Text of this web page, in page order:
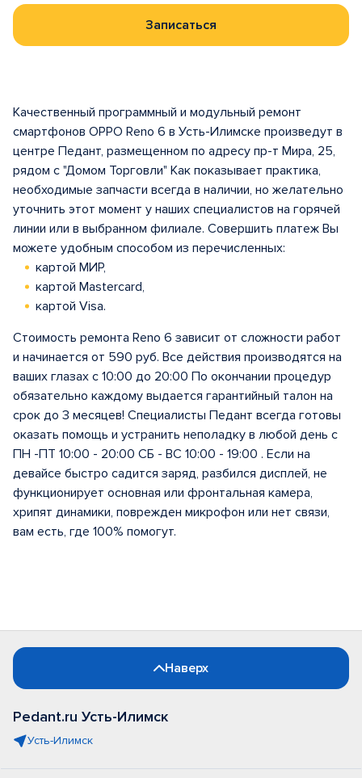
Записаться
Качественный программный и модульный ремонт
смартфонов OPPO Reno 6 в Усть-Илимске произведут в
центре Педант, размещенном по адресу пр-т Мира, 25,
рядом с "Домом Торговли" Как показывает практика,
необходимые запчасти всегда в наличии, но желательно
уточнить этот момент у наших специалистов на горячей
линии или в выбранном филиале. Совершить платеж Вы
можете удобным способом из перечисленных:
картой МИР,
картой Mastercard,
картой Visa.
Стоимость ремонта Reno 6 зависит от сложности работ
и начинается от 590 руб. Все действия производятся на
ваших глазах с 10:00 до 20:00 По окончании процедур
обязательно каждому выдается гарантийный талон на
срок до 3 месяцев! Специалисты Педант всегда готовы
оказать помощь и устранить неполадку в любой день с
ПН -ПТ 10:00 - 20:00 СБ - ВС 10:00 - 19:00 . Если на
девайсе быстро садится заряд, разбился дисплей, не
функционирует основная или фронтальная камера,
хрипят динамики, поврежден микрофон или нет связи,
вам есть, где 100% помогут.
Наверх
Pedant.ru Усть-Илимск
Усть-Илимск